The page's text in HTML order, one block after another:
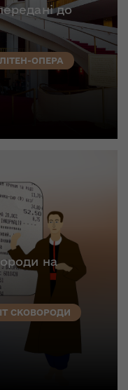
до
ОПЕРА
на
СКОВОРОДИ